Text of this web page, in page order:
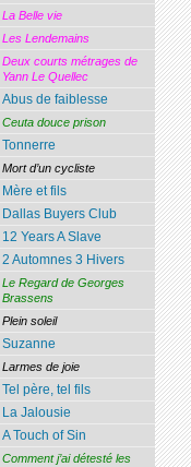
La Belle vie
Les Lendemains
Deux courts métrages de
Yann Le Quellec
Abus de faiblesse
Ceuta douce prison
Tonnerre
Mort d’un cycliste
Mère et fils
Dallas Buyers Club
12 Years A Slave
2 Automnes 3 Hivers
Le Regard de Georges
Brassens
Plein soleil
Suzanne
Larmes de joie
Tel père, tel fils
La Jalousie
A Touch of Sin
Comment j’ai détesté les